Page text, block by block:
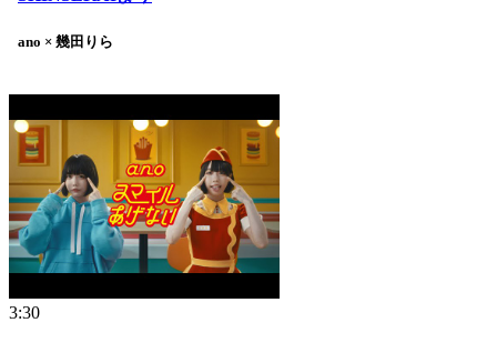
ano × 幾田りら
3:30